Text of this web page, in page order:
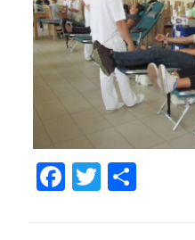
Facebook
Twitter
Share